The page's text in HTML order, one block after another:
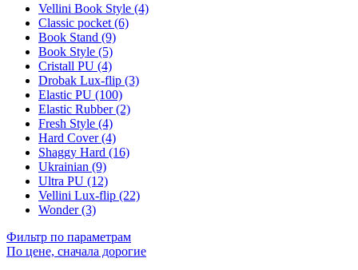
Vellini Book Style (4)
Classic pocket (6)
Book Stand (9)
Book Style (5)
Cristall PU (4)
Drobak Lux-flip (3)
Elastic PU (100)
Elastic Rubber (2)
Fresh Style (4)
Hard Cover (4)
Shaggy Hard (16)
Ukrainian (9)
Ultra PU (12)
Vellini Lux-flip (22)
Wonder (3)
Фильтр по параметрам
По цене, сначала дорогие